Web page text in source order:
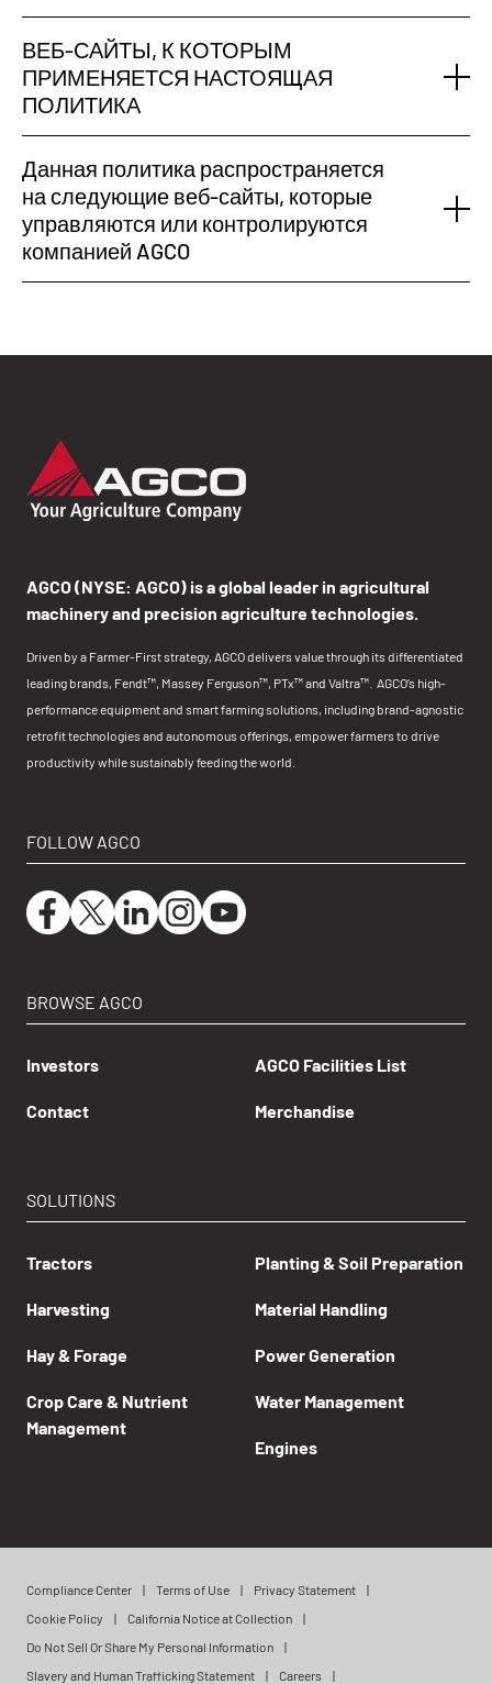
ВЕБ-САЙТЫ, К КОТОРЫМ
ПРИМЕНЯЕТСЯ НАСТОЯЩАЯ
ПОЛИТИКА
Данная политика распространяется
на следующие веб-сайты, которые
управляются или контролируются
компанией AGCO
AGCO (NYSE: AGCO) is a global leader in agricultural
machinery and precision agriculture technologies.
Driven by a Farmer-First strategy, AGCO delivers value through its differentiated
leading brands, Fendt™, Massey Ferguson™, PTx™ and Valtra™. AGCO’s high-
performance equipment and smart farming solutions, including brand-agnostic
retrofit technologies and autonomous offerings, empower farmers to drive
productivity while sustainably feeding the world.
FOLLOW AGCO
BROWSE AGCO
Investors
Contact
AGCO Facilities List
Merchandise
SOLUTIONS
Tractors
Harvesting
Hay & Forage
Crop Care & Nutrient
Management
Planting & Soil Preparation
Material Handling
Power Generation
Water Management
Engines
Compliance Center Terms of Use
Privacy Statement
Cookie Policy
California Notice at Collection
Do Not Sell Or Share My Personal Information
Slavery and Human Trafficking Statement
Careers